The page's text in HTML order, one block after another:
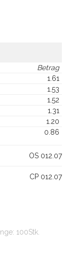
Betrag
1.61
1.53
1.52
1.31
1.20
0.86
OS 012.07
CP 012.07
100Stk.